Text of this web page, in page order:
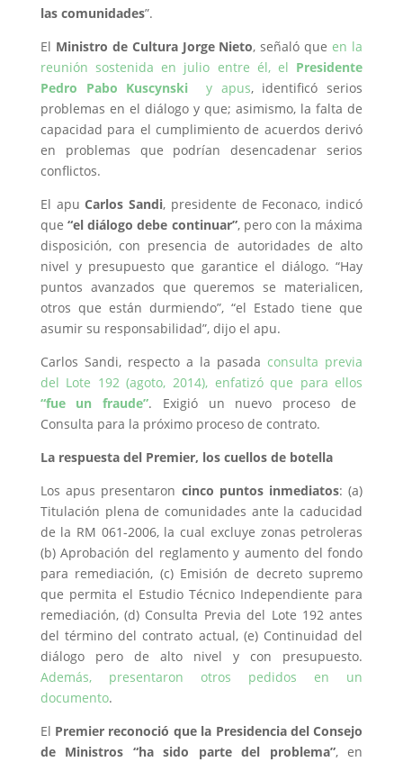
las comunidades”.
El Ministro de Cultura Jorge Nieto, señaló que en la
reunión sostenida en julio entre él, el Presidente
Pedro Pabo Kuscynski y apus, identificó serios
problemas en el diálogo y que; asimismo, la falta de
capacidad para el cumplimiento de acuerdos derivó
en problemas que podrían desencadenar serios
conflictos.
El apuCarlos Sandi, presidente de Feconaco, indicó
que “el diálogo debe continuar”, pero con la máxima
disposición, con presencia de autoridades de alto
nivel y presupuesto que garantice el diálogo. “Hay
puntos avanzados que queremos se materialicen,
otros que están durmiendo”, “el Estado tiene que
asumir su responsabilidad”, dijo el apu.
Carlos Sandi, respecto a la pasada consulta previa
del Lote 192 (agoto, 2014), enfatizó que para ellos
“fue un fraude”. Exigió un nuevo proceso de
Consulta para la próximo proceso de contrato.
La respuesta del Premier, los cuellos de botella
Los apus presentaron cinco puntos inmediatos: (a)
Titulación plena de comunidades ante la caducidad
de la RM 061-2006, la cual excluye zonas petroleras
(b) Aprobación del reglamento y aumento del fondo
para remediación, (c) Emisión de decreto supremo
que permita el Estudio Técnico Independiente para
remediación, (d) Consulta Previa del Lote 192 antes
del término del contrato actual, (e) Continuidad del
diálogo pero de alto nivel y con presupuesto.
Además, presentaron otros pedidos en un
documento.
El Premier reconoció que la Presidencia del Consejo
de Ministros “ha sido parte del problema”, en